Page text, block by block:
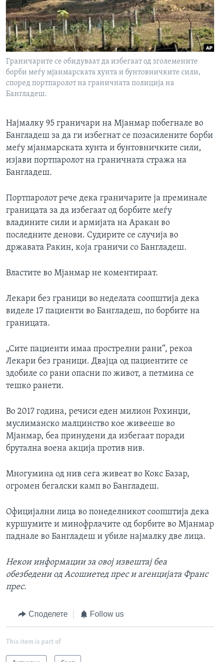
ИНТЕРВЈУА
Јазици
Граничарите се обидуваат да избегаат од зголемените
борби меѓу мјанмарската хунта и бунтовничките сили,
според портпаролот на граничната полиција на
Бангладеш.
Најмалку 95 граничари на Мјанмар побегнале во
Бангладеш за да ги избегнат се позасилените борби
меѓу мјанмарската хунта и бунтовничките сили,
изјави портпаролот на граничната стража на
Бангладеш.
Портпаролот рече дека граничарите ја преминале
границата за да избегаат од борбите меѓу
владините сили и армијата на Аракан во
последните денови. Судирите се случија во
државата Ракин, која граничи со Бангладеш.
Властите во Мјанмар не коментираат.
Лекари без граници во неделата соопштија дека
виделе 17 пациенти во Бангладеш, по борбите на
границата.
„Сите пациенти имаа прострелни рани“, рекоа
Лекари без граници. Двајца од пациентите се
здобиле со рани опасни по живот, а петмина се
тешко ранети.
Во 2017 година, речиси еден милион Рохинџи,
муслиманско малцинство кое живееше во
Мјанмар, беа принудени да избегаат поради
брутална воена акција против нив.
Многумина од нив сега живеат во Кокс Базар,
огромен бегалски камп во Бангладеш.
Официјални лица во понеделникот соопштија дека
куршумите и минофрлачите од борбите во Мјанмар
паднале во Бангладеш и убиле најмалку две лица.
Некои информации за овој извештај беа
обезбедени од Асошиетед прес и агенцијата Франс
прес.
Споделете Follow us
This item is part of